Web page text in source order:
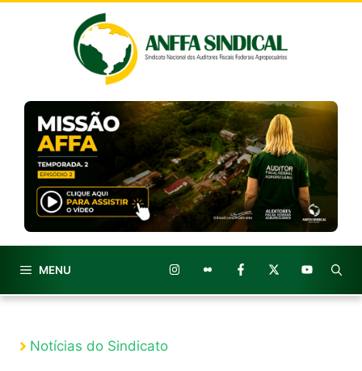
MENU
Notícias do Sindicato